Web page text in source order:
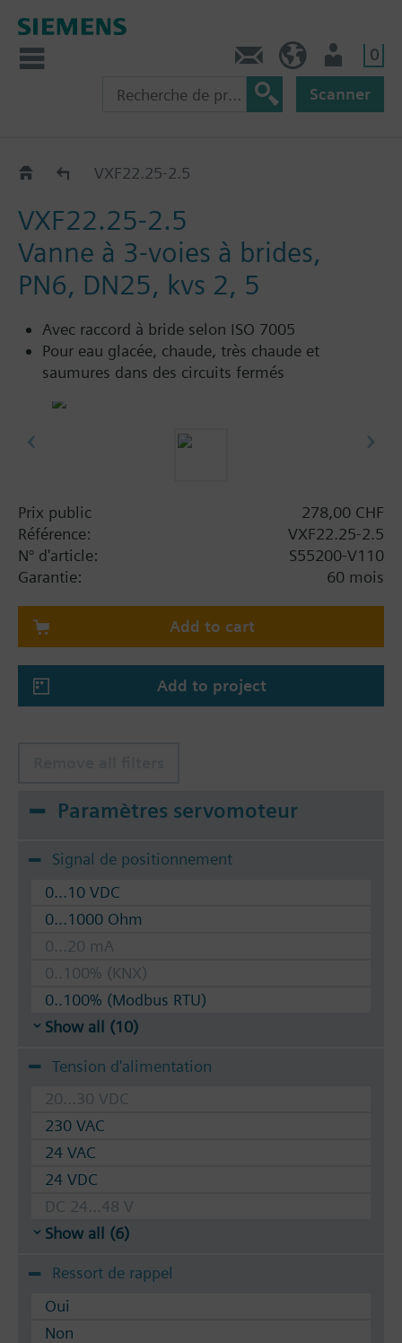
0
Scanner
VXF22..VXF22.25-2.5
VXF22.25-2.5
Vanne à 3-voies à brides,
PN6, DN25, kvs 2, 5
Avec raccord à bride selon ISO 7005
Pour eau glacée, chaude, très chaude et
saumures dans des circuits fermés
Prix public
278,00 CHF
Référence:
VXF22.25-2.5
N° d'article:
S55200-V110
Garantie:
60 mois
Add to cart
Add to project
Paramètres servomoteur
Signal de positionnement
0...10 VDC
0...1000 Ohm
0...20 mA
0..100% (KNX)
0..100% (Modbus RTU)
Show all (10)
Tension d'alimentation
20...30 VDC
230 VAC
24 VAC
24 VDC
DC 24...48 V
Show all (6)
Ressort de rappel
Oui
Non